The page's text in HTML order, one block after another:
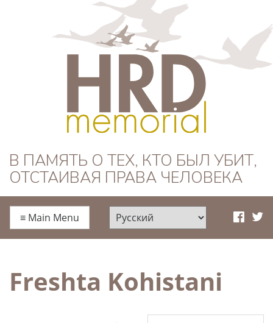
HRD Memorial —
Русский
В ПАМЯТЬ О ТЕХ, КТО БЫЛ УБИТ,
ОТСТАИВАЯ ПРАВА ЧЕЛОВЕКА
≡ Main Menu
Freshta Kohistani